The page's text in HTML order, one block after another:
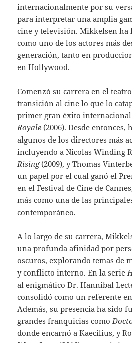
internacionalmente por su
para interpretar una amplia
cine y televisión. Mikkelsen ha
como uno de los actores más
generación, tanto en
en Hollywood.
Comenzó su carrera en el
transición al cine lo que lo
primer gran éxito
Royale (2006). Desde entonces,
algunos de los directores más
incluyendo a Nicolas Winding
Rising(2009), y Thomas
un papel por el cual ganó el
en el Festival de Cine de
más como una de las
contemporáneo.
A lo largo de su carrera,
una profunda afinidad por
oscuros, explorando temas de
y conflicto interno. En la serie
al enigmático Dr. Hannibal
consolidó como un referente
Además, su presencia ha sido
grandes franquicias como
donde encarnó a Kaecilius, y